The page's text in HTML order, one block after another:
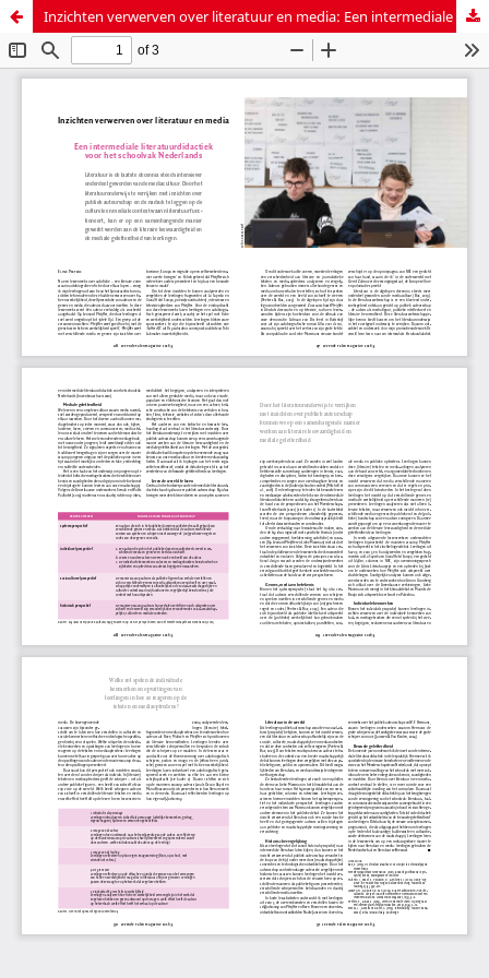
Inzichten verwerven over literatuur en media: Een intermediale literatuur-didactiek voor het schoolvak Nederlands